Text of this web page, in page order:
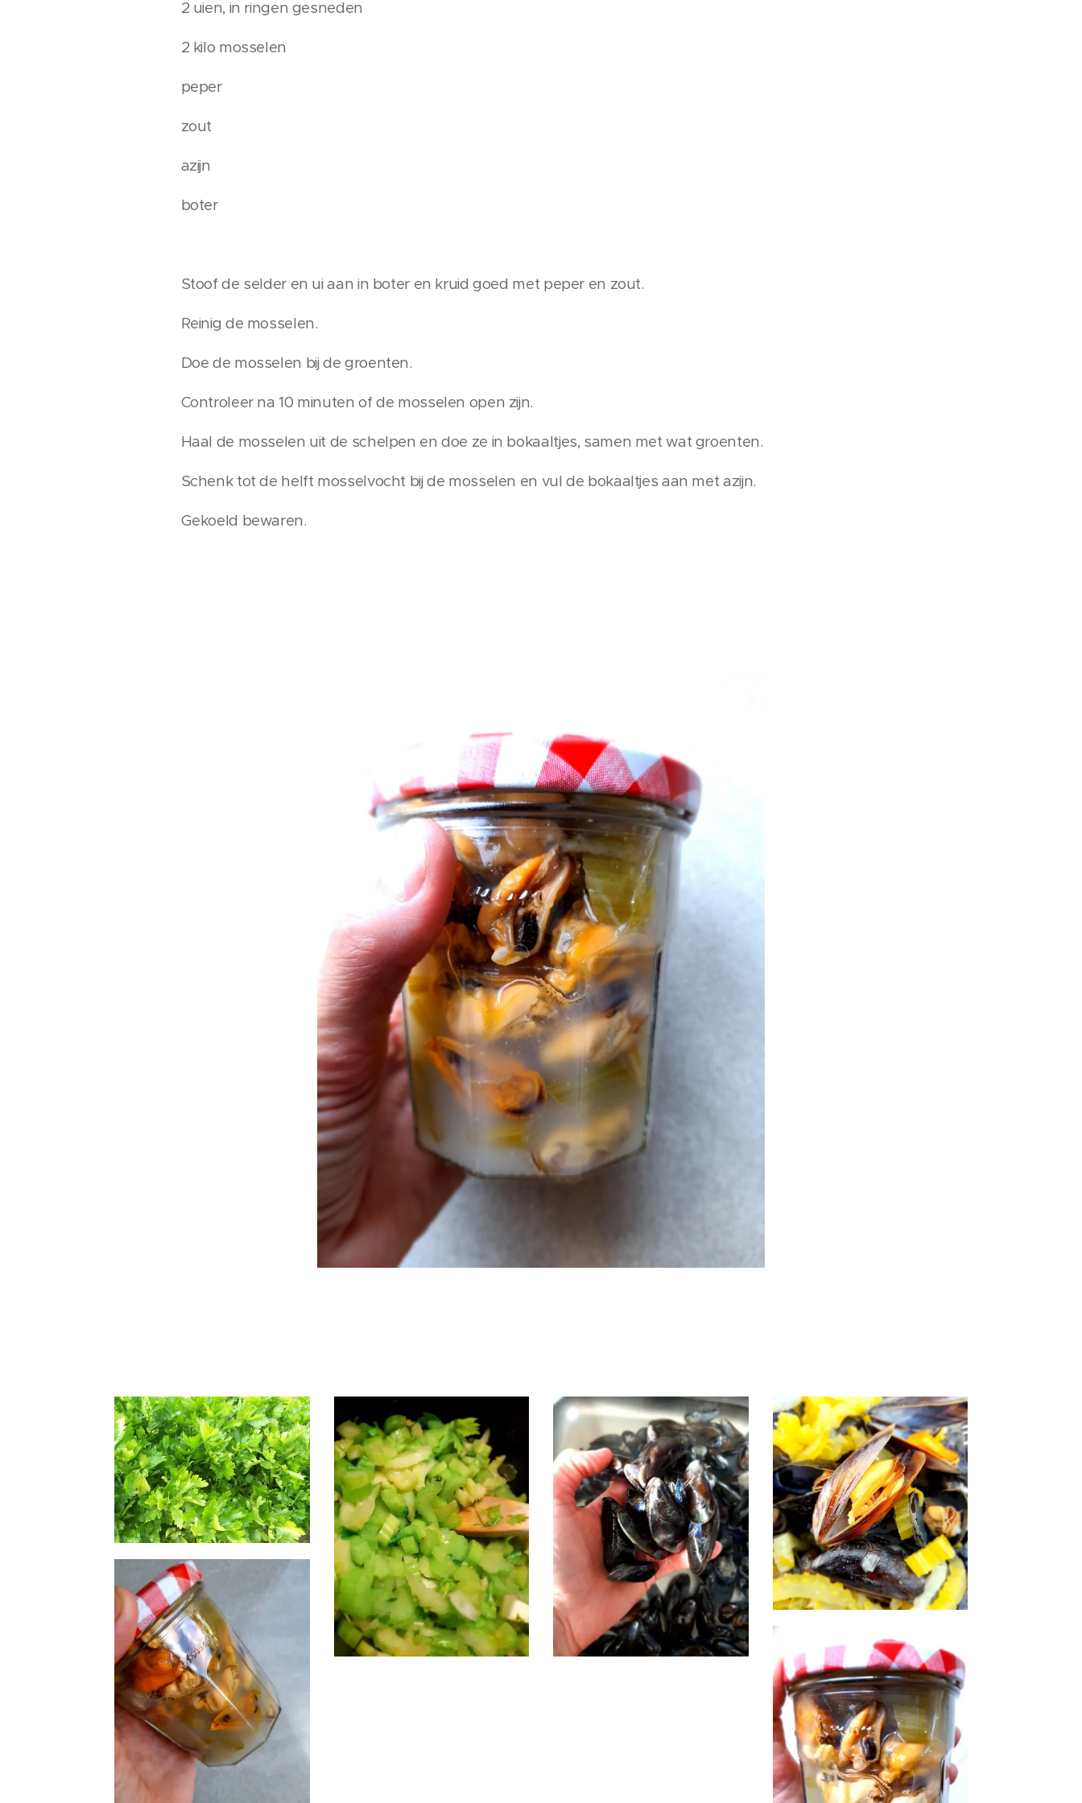
2 uien, in ringen gesneden
2 kilo mosselen
peper
zout
azijn
boter
Stoof de selder en ui aan in boter en kruid goed met peper en zout.
Reinig de mosselen.
Doe de mosselen bij de groenten.
Controleer na 10 minuten of de mosselen open zijn.
Haal de mosselen uit de schelpen en doe ze in bokaaltjes, samen met wat groenten.
Schenk tot de helft mosselvocht bij de mosselen en vul de bokaaltjes aan met azijn.
Gekoeld bewaren.